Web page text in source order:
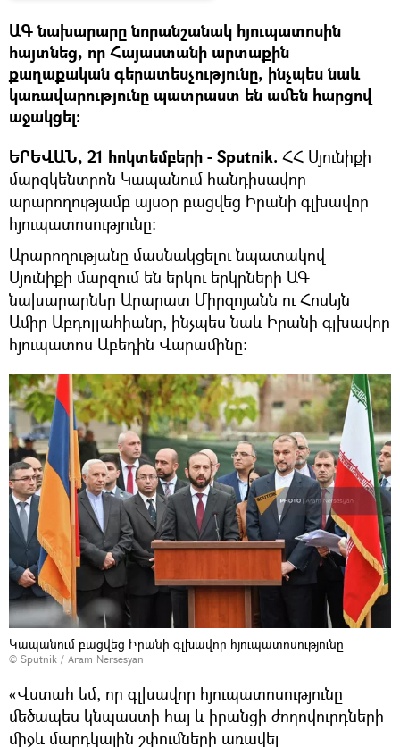
ԱԳ նախարարը նորանշանակ հյուպատոսին
հայտնեց, որ Հայաստանի արտաքին
քաղաքական գերատեսչությունը, ինչպես նաև
կառավարությունը պատրաստ են ամեն հարցով
աջակցել։
ԵՐԵՎԱՆ, 21 հոկտեմբերի - Sputnik. ՀՀ Սյունիքի
մարզկենտրոն Կապանում հանդիսավոր
արարողությամբ այսօր բացվեց Իրանի գլխավոր
հյուպատոսությունը:
Արարողությանը մասնակցելու նպատակով
Սյունիքի մարզում են երկու երկրների ԱԳ
նախարարներ Արարատ Միրզոյանն ու Հոսեյն
Ամիր Աբդոլլահիանը, ինչպես նաև Իրանի գլխավոր
հյուպատոս Աբեդին Վարամինը։
Կապանում բացվեց Իրանի գլխավոր հյուպատոսությունը
© Sputnik / Aram Nersesyan
«Վստահ եմ, որ գլխավոր հյուպատոսությունը
մեծապես կնպաստի հայ և իրանցի ժողովուրդների
միջև մարդկային շփումների առավել